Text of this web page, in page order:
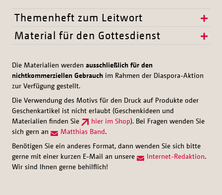
Themenheft zum Leitwort
Material für den Gottesdienst
Die Materialien werden ausschließlich für den
nichtkommerziellen Gebrauch im Rahmen der Diaspora-Aktion
zur Verfügung gestellt.
Die Verwendung des Motivs für den Druck auf Produkte oder
Geschenkartikel ist nicht erlaubt (Geschenkideen und
Materialien finden Sie
hier im Shop). Bei Fragen wenden Sie
sich gern an
Matthias Band.
Benötigen Sie ein anderes Format, dann wenden Sie sich bitte
gerne mit einer kurzen E-Mail an unsere
Internet-Redaktion.
Wir sind Ihnen gerne behilflich!